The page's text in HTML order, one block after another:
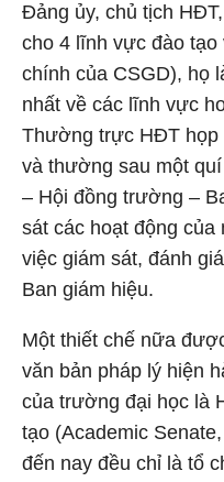
Đảng ủy, chủ tịch
cho 4 lĩnh vực đào
chính của CSGD), họ
nhất về các lĩnh vực
Thường trực HĐT họp
và thường sau một
– Hội đồng trường –
sát các hoạt động
việc giám sát, đánh
Ban giám hiệu.
Một thiết chế nữa
văn bản pháp lý hiện
của trường đại học là
tạo (Academic
đến nay đều chỉ là tổ